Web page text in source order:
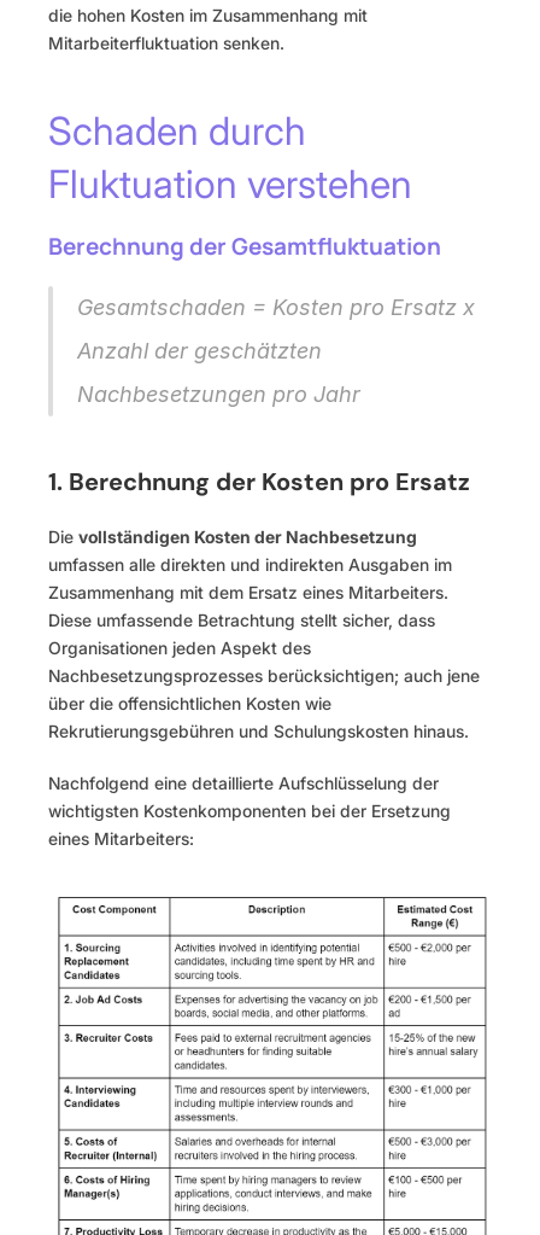
die hohen Kosten im Zusammenhang mit
Mitarbeiterfluktuation senken.
Schaden durch
Fluktuation verstehen
Berechnung der Gesamtfluktuation
Gesamtschaden = Kosten pro Ersatz x
Anzahl der geschätzten
Nachbesetzungen pro Jahr
1. Berechnung der Kosten pro Ersatz
Die
umfassen alle direkten und indirekten Ausgaben im
Zusammenhang mit dem Ersatz eines Mitarbeiters.
Diese umfassende Betrachtung stellt sicher, dass
Organisationen jeden Aspekt des
Nachbesetzungsprozesses berücksichtigen; auch jene
über die offensichtlichen Kosten wie
Rekrutierungsgebühren und Schulungskosten hinaus.
Nachfolgend eine detaillierte Aufschlüsselung der
wichtigsten Kostenkomponenten bei der Ersetzung
eines Mitarbeiters: